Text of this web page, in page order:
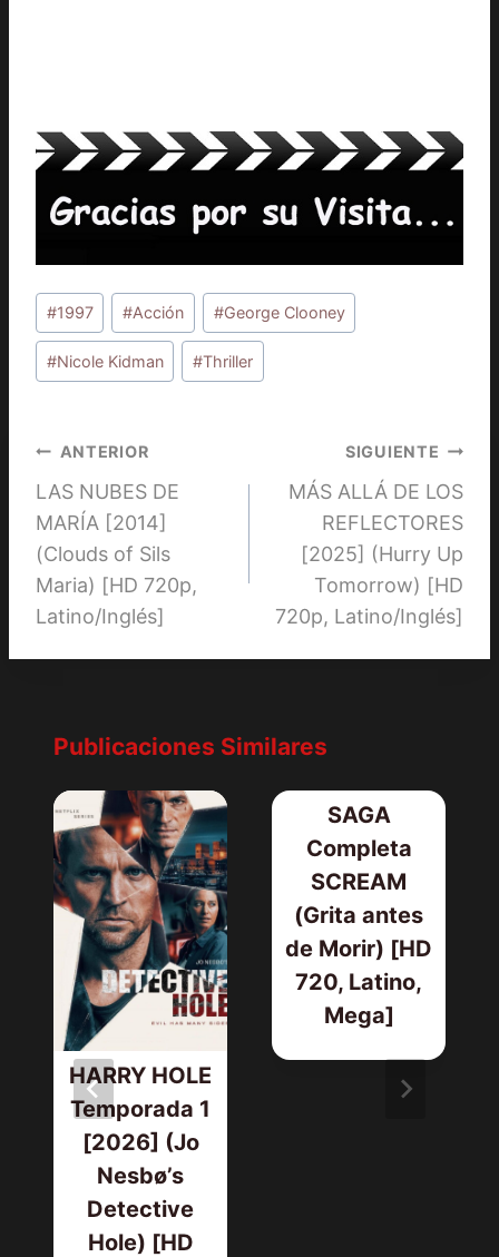
Etiquetas
de
la
#1997 #Acción #George Clooney
#Nicole Kidman #Thriller
Navegación
de
entradas
ANTERIOR
LAS NUBES DE
MARÍA [2014]
(Clouds of Sils
Maria) [HD 720p,
Latino/Inglés]
SIGUIENTE
MÁS ALLÁ DE LOS
REFLECTORES
[2025] (Hurry Up
Tomorrow) [HD
720p, Latino/Inglés]
Publicaciones Similares
HARRY HOLE
Temporada 1
[2026] (Jo
Nesbø’s
Detective
Hole) [HD
SAGA
Completa
SCREAM
(Grita antes
de Morir) [HD
720, Latino,
Mega]